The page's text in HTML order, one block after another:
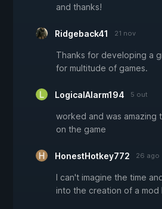
and thanks!
Ridgeback41 21 nov
Thanks for developing a
for multitude of games.
LogicalAlarm194 5 out
worked and was amazing
on the game
HonestHotkey772 26 ago
I can't imagine the time
into the creation of a mod